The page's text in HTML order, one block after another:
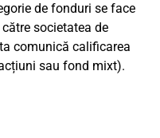
de fonduri se face
societatea de
comunică calificarea
sau fond mixt).